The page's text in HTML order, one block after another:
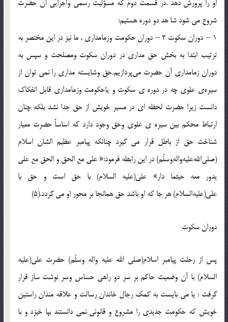
او را پرورش دهد .در قسمت دوم كه مسؤليت رسمي واجرايي آن حضرت
شروع مي شود شا هد دو دوره هستيم‌:
1 – دوران سكوت 2 – دوران حكومت وزمامداري ، ما نيز در اين مختصر به
ترتيب ابتدا به بخش حق مداري در دوران سكوت ومصلحت و سپس به
دوران زمامداري آن حضرت مي‌پردازيم.حق وشايسته مداري را نمي توان از
سيره‌ي علوي چه در دوره ي سكوت و ياحكومت وزمامداري قابل انفكاك
دانست زيرا حضرت لحظه ا‌ي در مسير خويش از حق جدا نشد بلكه چنان
ارتباط محكم بين سيره ي علوي وحق وجود دارد كه اساساً حضرت معيار
شناخت حق از باطل قرار مي گيرد چنانكه پيامبر عظيم الشان اسلام
(صلي‌الله‌عليه‌واله‌وسلّم) در اين رابطه فرمود:« علي مع الحق و الحق مع علي
يدور معه حيثما دار» علي(عليه السلام) با حق است و حق با
علي(عليه‌السلام) هر جا كه او باشد حق همانجا بر محور او مي گردد.(5)
دوران سكوت
پس از رحلت پيامبر اسلام(صلي الله عليه واله وسلّم) حضرت علي(عليه
السلام) با آن وضعيت حاكم بر سر دو راهي حساس وسر نوشت ساز قرار
گرفت : يا مي بايست به كمك رجال خاندان رسالت و علاقه مندان راستين
خويش كه حكومت جديدي را مشروع و قانوني نمي دانستند بپا خيزد و با